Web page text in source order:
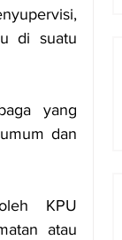
di suatu
yang
dan
KPU
atau